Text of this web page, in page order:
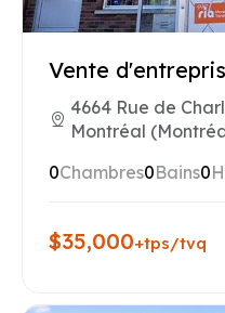
Vente
4664 Rue de
Montréal
0Chambres0Bains0
$35,000+tps/tvq